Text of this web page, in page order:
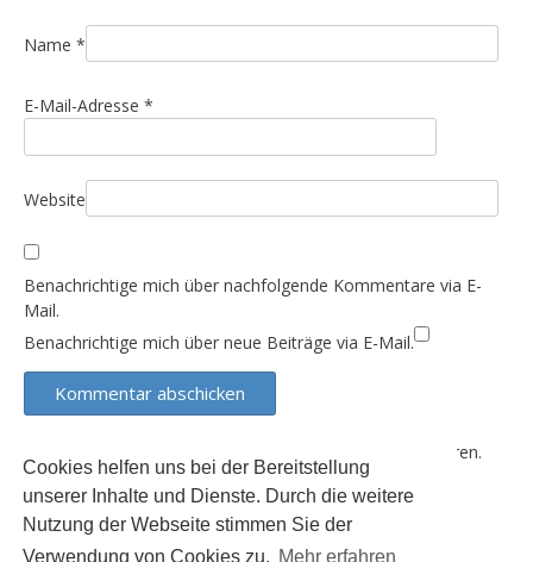
Cookies helfen uns bei der Bereitstellung
unserer Inhalte und Dienste. Durch die weitere
Nutzung der Webseite stimmen Sie der
Verwendung von Cookies zu. Mehr erfahren
i
o
n
Name *
E-Mail-Adresse *
Website
Benachrichtige mich über nachfolgende Kommentare via E-
Mail.
Benachrichtige mich über neue Beiträge via E-Mail.
Diese Website verwendet Akismet, um Spam zu reduzieren.
Erfahre, wie deine Kommentardaten verarbeitet werden.